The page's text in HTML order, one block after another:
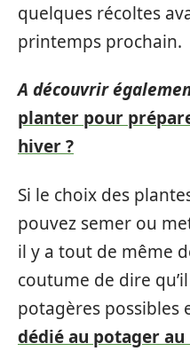
quelques récoltes
printemps prochain.
A découvrir
planter pour
hiver ?
Si le choix des
pouvez semer ou
il y a tout de même
coutume de dire
potagères possibles
dédié au potager